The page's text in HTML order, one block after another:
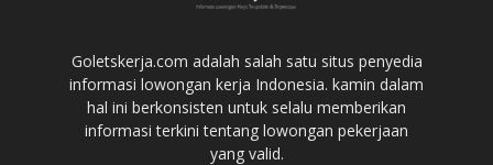
Goletskerja.com adalah salah satu situs penyedia
informasi lowongan kerja Indonesia. kamin dalam
hal ini berkonsisten untuk selalu memberikan
informasi terkini tentang lowongan pekerjaan
yang valid.